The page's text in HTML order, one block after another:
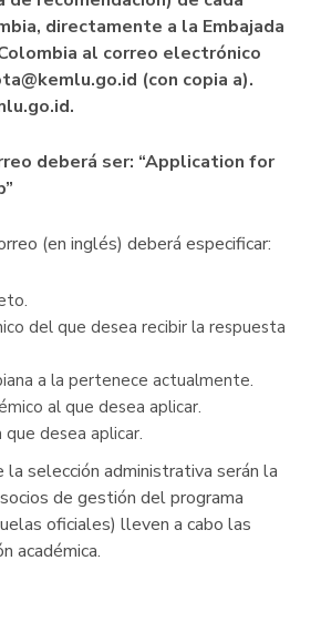
directamente a la Embajada
al correo electrónico
(con copia a).
deberá ser: “Application for
(en inglés) deberá especificar:
del que desea recibir la respuesta
a la pertenece actualmente.
al que desea aplicar.
que desea aplicar.
selección administrativa serán la
de gestión del programa
oficiales) lleven a cabo las
académica.